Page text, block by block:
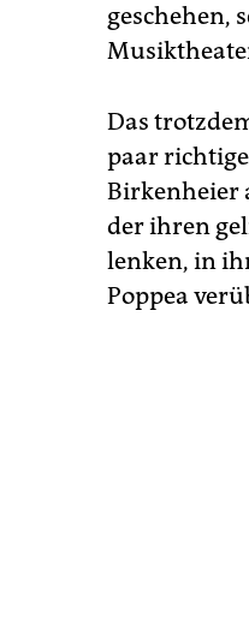
geschehen,
Das
paar
Birkenheier
der ihren
lenken, in
Poppea